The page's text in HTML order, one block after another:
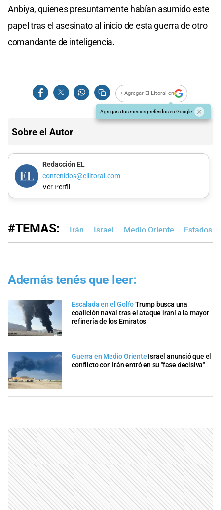
Anbiya, quienes presuntamente habían asumido este
papel tras el asesinato al inicio de esta guerra de otro
comandante de inteligencia.
+ Agregar El Litoral en
Agregar a tus medios preferidos en Google
Sobre el Autor
Redacción EL
contenidos@ellitoral.com
Ver Perfil
#TEMAS: Irán Israel Medio Oriente Estados
Además tenés que leer:
Escalada en el GolfoTrump busca una
coalición naval tras el ataque iraní a la mayor
refinería de los Emiratos
Guerra en Medio Oriente Israel anunció que el
conflicto con Irán entró en su "fase decisiva"